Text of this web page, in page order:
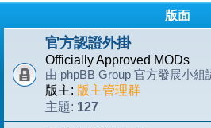
版面
官方認證外掛
Officially Approved MODs
由 phpBB Group 官方發展小組
版主: 版主管理群
主題: 127